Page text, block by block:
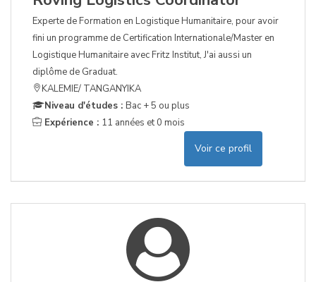
Experte de Formation en Logistique Humanitaire, pour avoir
fini un programme de Certification Internationale/Master en
Logistique Humanitaire avec Fritz Institut, J'ai aussi un
diplôme de Graduat.
KALEMIE/ TANGANYIKA
Niveau d'études : Bac + 5 ou plus
Expérience : 11 années et 0 mois
Voir ce profil